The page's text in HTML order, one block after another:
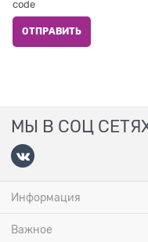
МЫ В СОЦ
Информация
Важное